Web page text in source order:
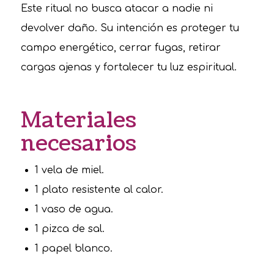
Este ritual no busca atacar a nadie ni
devolver daño. Su intención es proteger tu
campo energético, cerrar fugas, retirar
cargas ajenas y fortalecer tu luz espiritual.
Materiales
necesarios
1 vela de miel.
1 plato resistente al calor.
1 vaso de agua.
1 pizca de sal.
1 papel blanco.